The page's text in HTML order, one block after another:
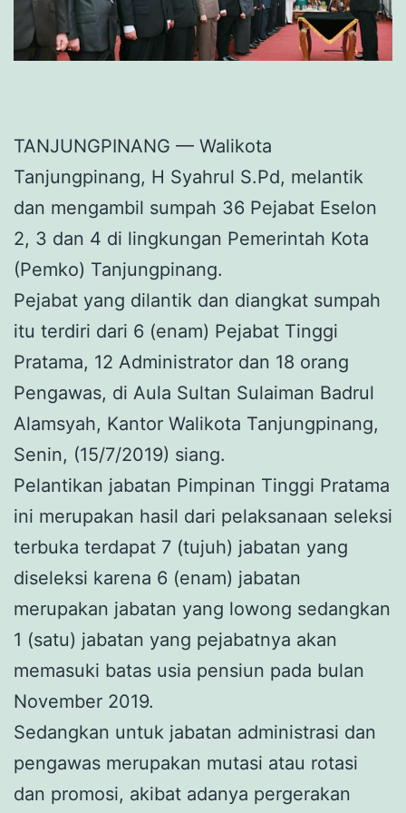
TANJUNGPINANG — Walikota
Tanjungpinang, H Syahrul S.Pd, melantik
dan mengambil sumpah 36 Pejabat Eselon
2, 3 dan 4 di lingkungan Pemerintah Kota
(Pemko) Tanjungpinang.
Pejabat yang dilantik dan diangkat sumpah
itu terdiri dari 6 (enam) Pejabat Tinggi
Pratama, 12 Administrator dan 18 orang
Pengawas, di Aula Sultan Sulaiman Badrul
Alamsyah, Kantor Walikota Tanjungpinang,
Senin, (15/7/2019) siang.
Pelantikan jabatan Pimpinan Tinggi Pratama
ini merupakan hasil dari pelaksanaan seleksi
terbuka terdapat 7 (tujuh) jabatan yang
diseleksi karena 6 (enam) jabatan
merupakan jabatan yang lowong sedangkan
1 (satu) jabatan yang pejabatnya akan
memasuki batas usia pensiun pada bulan
November 2019.
Sedangkan untuk jabatan administrasi dan
pengawas merupakan mutasi atau rotasi
dan promosi, akibat adanya pergerakan